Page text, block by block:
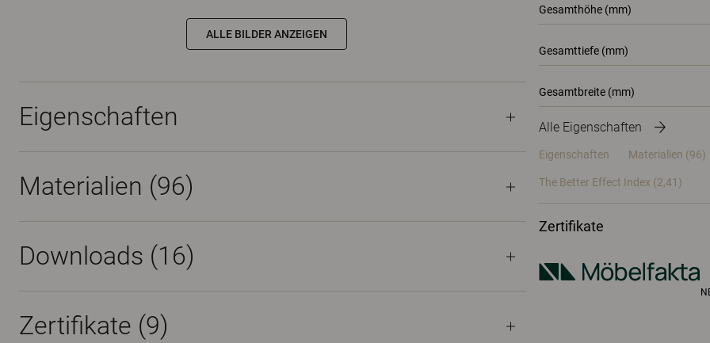
Gesamthöhe (mm)
Gesamttiefe (mm)
Gesamtbreite (mm)
Alle Eigenschaften
Eigenschaften Materialien (96)
The Better Effect Index (2,41)
Zertifikate
ALLE BILDER ANZEIGEN
Eigenschaften
Materialien (96)
Downloads (16)
Zertifikate (9)